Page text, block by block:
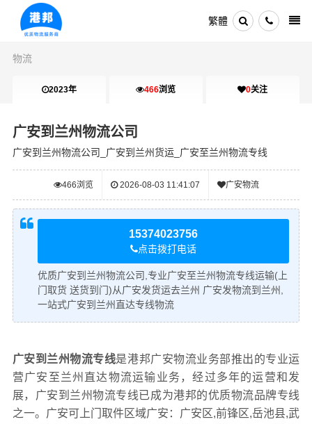
繁體
物流
2023年 466浏览 0关注
广安到兰州物流公司
广安到兰州物流公司_广安到兰州货运_广安至兰州物流专线
466浏览 2026-08-03 11:41:07 广安物流
15374023756
点击拨打电话
优质广安到兰州物流公司,专业广安至兰州物流专线运输(上
门取货 送货到门)从广安发货运去兰州 广安发物流到兰州,
一站式广安到兰州直达专线物流
广安到兰州物流专线是港邦广安物流业务部推出的专业运
营广安至兰州直达物流运输业务，经过多年的运营和发
展，广安到兰州物流专线已成为港邦的优质物流品牌专线
之一。广安可上门取件区域广安：广安区,前锋区,岳池县,武